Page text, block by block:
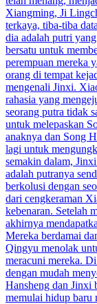
Xiangming, Ji
terkaya, tiba-tiba
dia adalah putri
bersatu untuk
perempuan mereka
orang di tempat
mengenali Jinxi.
rahasia yang
seorang putra tidak
untuk melepaskan
anaknya dan Song
lagi untuk
semakin dalam,
adalah putranya
berkolusi dengan
dari cengkeraman
kebenaran. Setelah
akhirnya
Mereka berdamai
Qingyu menolak
meracuni mereka.
dengan mudah
Hansheng dan Jinxi
memulai hidup baru